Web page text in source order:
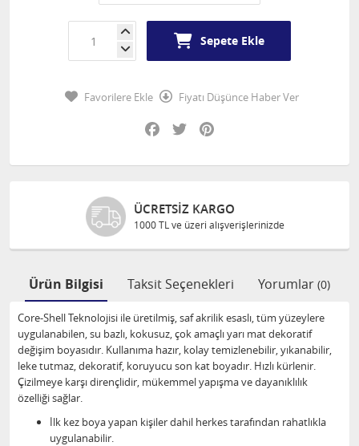
Sepete Ekle
Favorilere Ekle
Fiyatı Düşünce Haber Ver
Facebook
Twitter
ÜCRETSIZ KARGO
1000 TL ve üzeri alışverişlerinizde
Ürün Bilgisi Taksit Seçenekleri Yorumlar (0)
Core-Shell Teknolojisi ile üretilmiş, saf akrilik esaslı, tüm yüzeylere
uygulanabilen, su bazlı, kokusuz, çok amaçlı yarı mat dekoratif
değişim boyasıdır. Kullanıma hazır, kolay temizlenebilir, yıkanabilir,
leke tutmaz, dekoratif, koruyucu son kat boyadır. Hızlı kürlenir.
Çizilmeye karşı dirençlidir, mükemmel yapışma ve dayanıklılık
özelliği sağlar.
İlk kez boya yapan kişiler dahil herkes tarafından rahatlıkla
uygulanabilir.